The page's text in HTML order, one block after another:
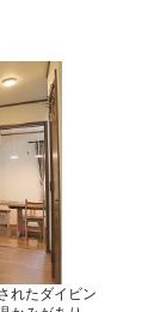
れたダイビン